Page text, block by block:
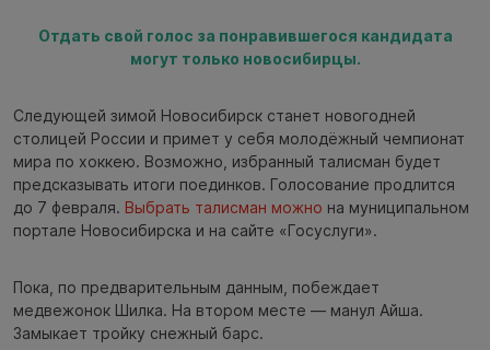
Отдать свой голос за понравившегося кандидата
могут только новосибирцы.
Следующей зимой Новосибирск станет новогодней
столицей России и примет у себя молодёжный чемпионат
мира по хоккею. Возможно, избранный талисман будет
предсказывать итоги поединков. Голосование продлится
до 7 февраля. Выбрать талисман можно на муниципальном
портале Новосибирска и на сайте «Госуслуги».
Пока, по предварительным данным, побеждает
медвежонок Шилка. На втором месте — манул Айша.
Замыкает тройку снежный барс.